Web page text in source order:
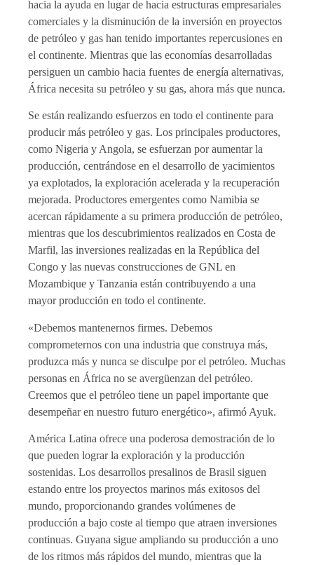
hacia la ayuda en lugar de hacia estructuras empresariales
comerciales y la disminución de la inversión en proyectos
de petróleo y gas han tenido importantes repercusiones en
el continente. Mientras que las economías desarrolladas
persiguen un cambio hacia fuentes de energía alternativas,
África necesita su petróleo y su gas, ahora más que nunca.
Se están realizando esfuerzos en todo el continente para
producir más petróleo y gas. Los principales productores,
como Nigeria y Angola, se esfuerzan por aumentar la
producción, centrándose en el desarrollo de yacimientos
ya explotados, la exploración acelerada y la recuperación
mejorada. Productores emergentes como Namibia se
acercan rápidamente a su primera producción de petróleo,
mientras que los descubrimientos realizados en Costa de
Marfil, las inversiones realizadas en la República del
Congo y las nuevas construcciones de GNL en
Mozambique y Tanzania están contribuyendo a una
mayor producción en todo el continente.
«Debemos mantenernos firmes. Debemos
comprometernos con una industria que construya más,
produzca más y nunca se disculpe por el petróleo. Muchas
personas en África no se avergüenzan del petróleo.
Creemos que el petróleo tiene un papel importante que
desempeñar en nuestro futuro energético», afirmó Ayuk.
América Latina ofrece una poderosa demostración de lo
que pueden lograr la exploración y la producción
sostenidas. Los desarrollos presalinos de Brasil siguen
estando entre los proyectos marinos más exitosos del
mundo, proporcionando grandes volúmenes de
producción a bajo coste al tiempo que atraen inversiones
continuas. Guyana sigue ampliando su producción a uno
de los ritmos más rápidos del mundo, mientras que la